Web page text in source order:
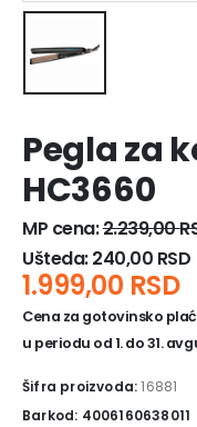
Pegla za
HC3660
MP cena:2.239,00
Ušteda:240,00 RSD
1.999,00 RSD
Cena za gotovinsko
u periodu od 1. do 31.
Šifra proizvoda:16881
Barkod: 4006160638011